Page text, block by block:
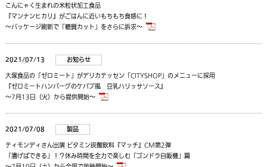
こんにゃく生まれの米粒状加工食品
『マンナンヒカリ』がごはんに近いもちもち食感に！
～パッケージ刷新で「糖質カット」をさらに訴求～
2021/07/13
お知らせ
大塚食品の「ゼロミート」がデリカテッセン「CITYSHOP」のメニューに採用
『ゼロミートハンバーグのケバブ風 豆乳ハリッサソース』
～7月13日（火）から提供開始～
2021/07/08
製品
ティモンディさん出演 ビタミン炭酸飲料『マッチ』CM第2弾
「漕げばできる」！？休み時間を全力で楽しむ「ゴンドラ自販機」篇